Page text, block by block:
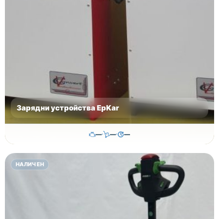
Зарядни устройства EpKar
— — —
500.00€
Височина Състояние
—
НАЛИЧЕН